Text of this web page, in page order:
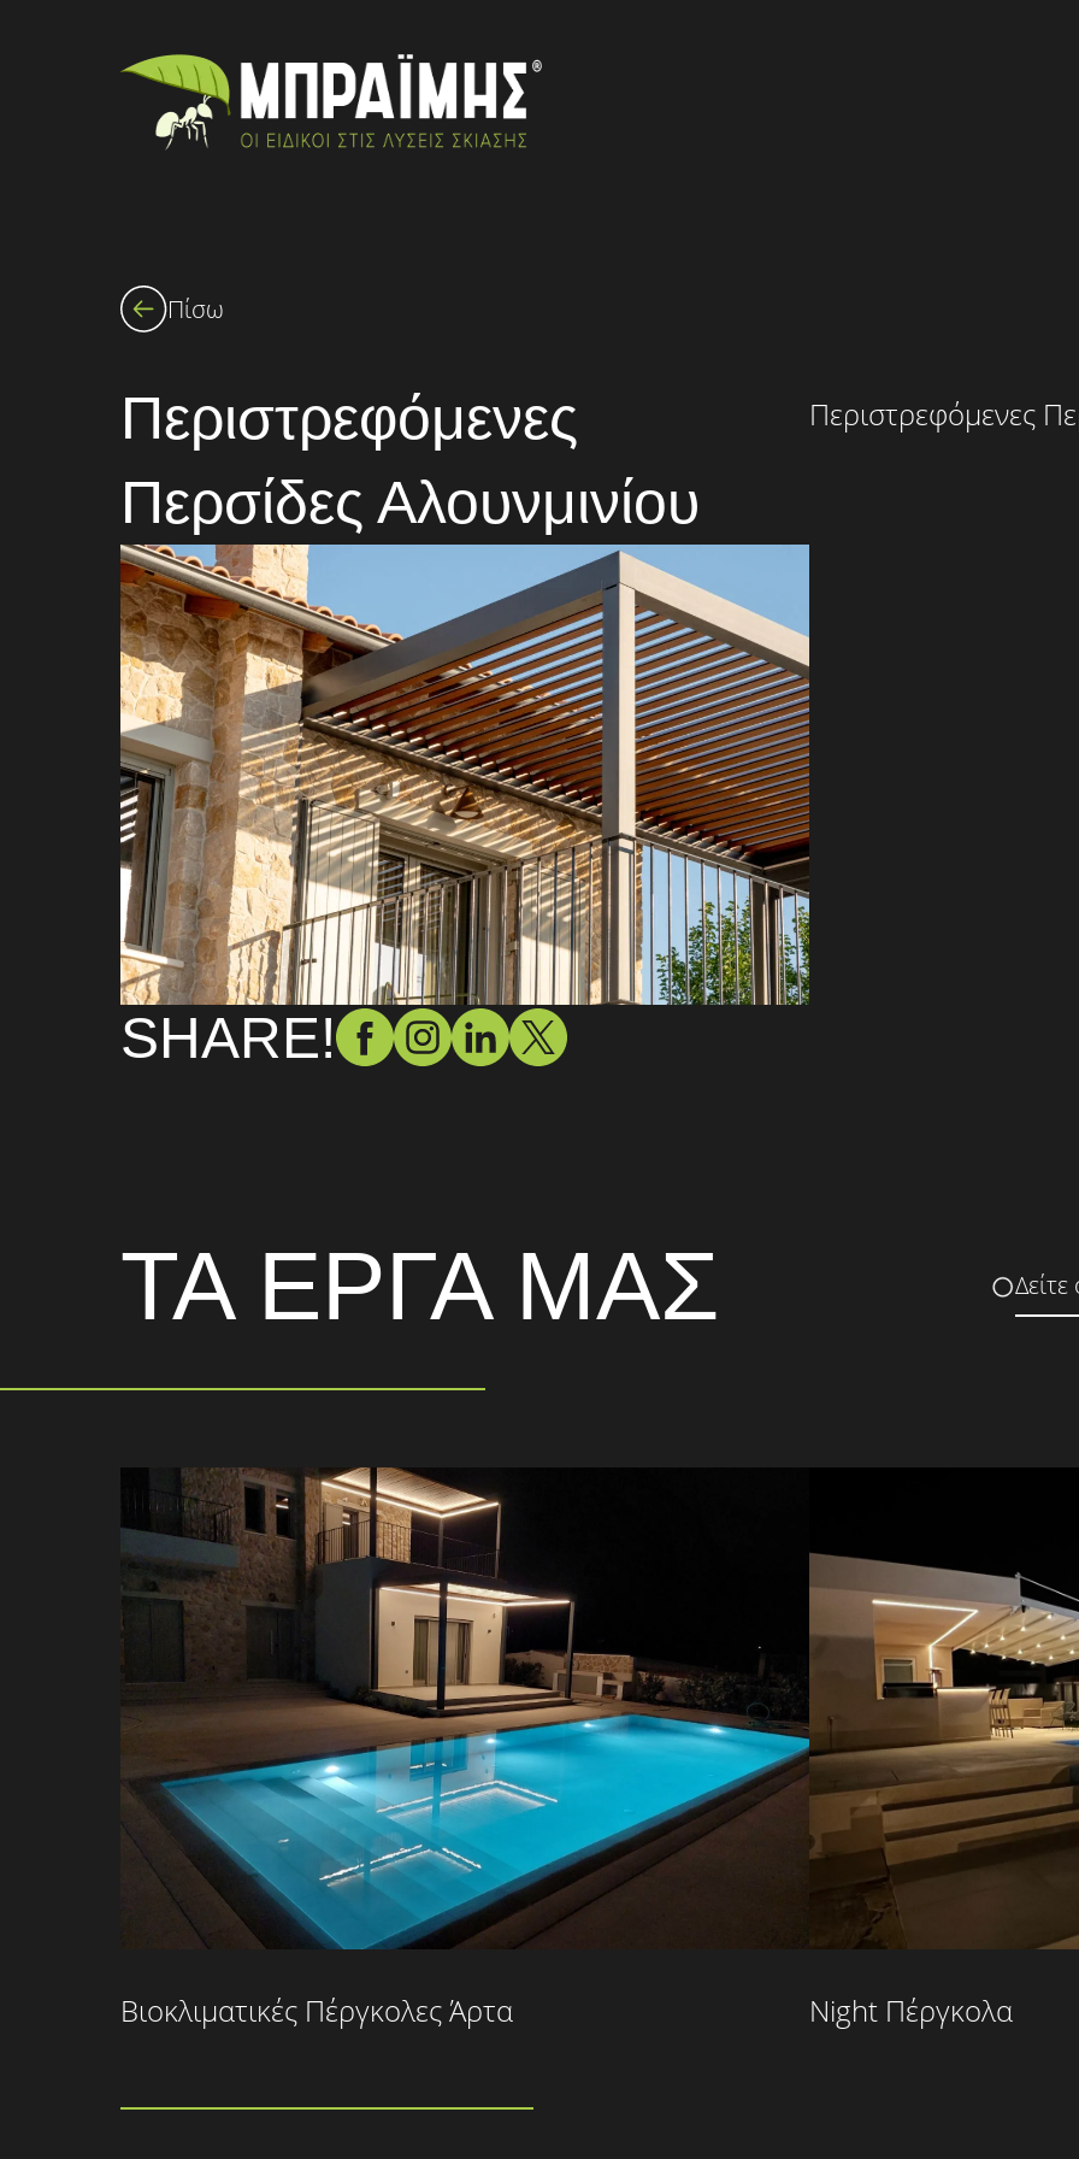
Πίσω
Περιστρεφόμενες
Περσίδες Αλουνμινίου
SHARE!
Περιστρεφόμενες
ΤΑ ΕΡΓΑ ΜΑΣ
Βιοκλιματικές Πέργκολες Άρτα Night Πέργκολα